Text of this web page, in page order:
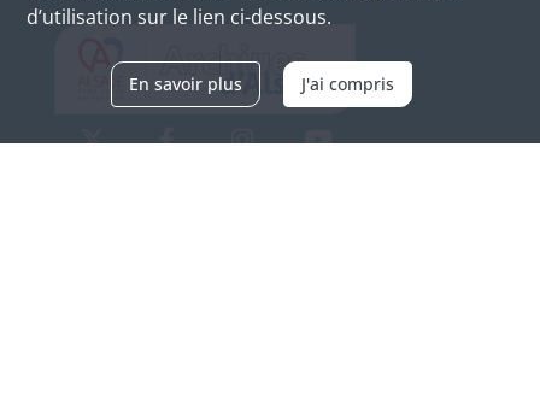
d’utilisation sur le lien ci-dessous.
En savoir plus J'ai compris